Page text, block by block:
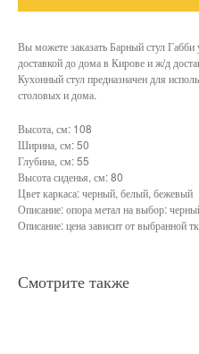
Вы можете заказать Барный стул Габби
доставкой до дома в Кирове и ж/д
Кухонный стул предназначен для
столовых и дома.
Высота, см: 108
Ширина, см: 50
Глубина, см: 55
Высота сиденья, см: 80
Цвет каркаса: черный, белый, бежевый
Описание: опора метал на выбор:
Описание: цена зависит от выбранной
Смотрите также